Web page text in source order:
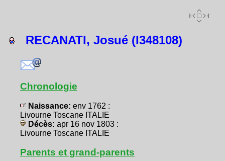
RECANATI, Josué (I348108)
Chronologie
Naissance: env 1762 :
Livourne Toscane ITALIE
Décès: apr 16 nov 1803 :
Livourne Toscane ITALIE
Parents et grand-parents